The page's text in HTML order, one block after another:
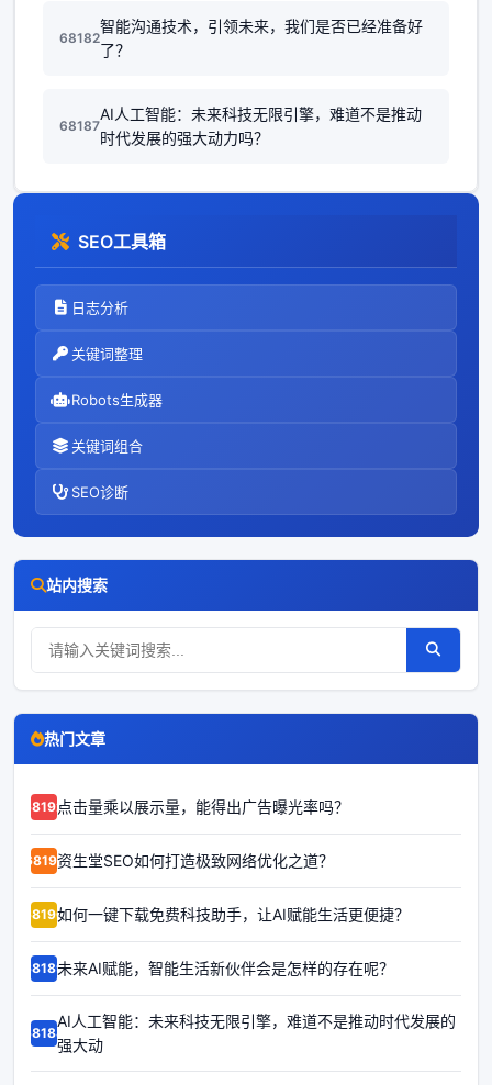
68182
智能沟通技术，引领未来，我们是否已经准备好
了？
68187
AI人工智能：未来科技无限引擎，难道不是推动
时代发展的强大动力吗？
SEO工具箱
日志分析
关键词整理
Robots生成器
关键词组合
SEO诊断
站内搜索
热门文章
68192点击量乘以展示量，能得出广告曝光率吗？
68191资生堂SEO如何打造极致网络优化之道？
68190如何一键下载免费科技助手，让AI赋能生活更便捷？
68189未来AI赋能，智能生活新伙伴会是怎样的存在呢？
68188
AI人工智能：未来科技无限引擎，难道不是推动时代发展的
强大动